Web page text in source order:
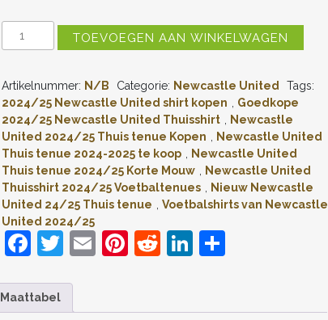
NEWCASTLE
2024-
2025
BRUNO
GUIMARAES
#39
KORTE
MOUW
(+
KORTE
BROEKEN)
KOPEN
AANTAL
TOEVOEGEN AAN WINKELWAGEN
Artikelnummer: N/B Categorie: Newcastle United
Tags:
2024/25 Newcastle United shirt kopen
Goedkope
2024/25 Newcastle United Thuisshirt
Newcastle
United 2024/25 Thuis tenue Kopen
Newcastle United
Thuis tenue 2024-2025 te koop
Newcastle United
Thuis tenue 2024/25 Korte Mouw
Newcastle United
Thuisshirt 2024/25 Voetbaltenues
Nieuw Newcastle
United 24/25 Thuis tenue
,Voetbalshirts van Newcastle
United 2024/25
F
c
T
itt
E
Pi R
Li
Maattabel